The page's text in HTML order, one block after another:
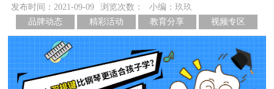
发布时间：2021-09-09 浏览次数：
小编：玖玖
品牌动态
精彩活动 教育分享 视频专区